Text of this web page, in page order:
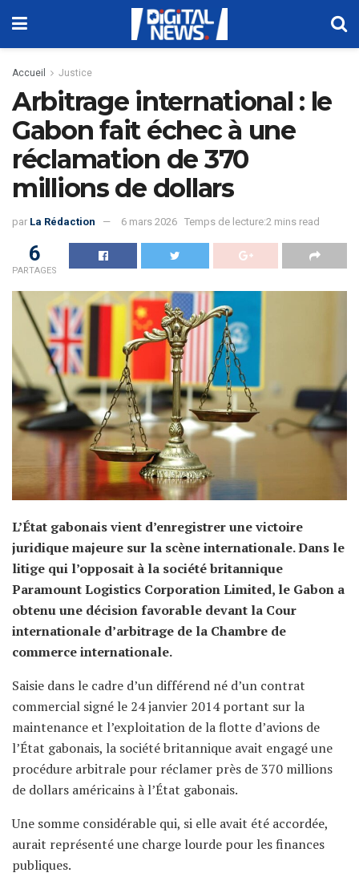
Accueil Justice
Arbitrage international : le
Gabon fait échec à une
réclamation de 370
millions de dollars
par La Rédaction 6 mars 2026 Temps de lecture:2 mins read
6
PARTAGES
L’État gabonais vient d’enregistrer une victoire
juridique majeure sur la scène internationale. Dans le
litige qui l’opposait à la société britannique
Paramount Logistics Corporation Limited, le Gabon a
obtenu une décision favorable devant la Cour
internationale d’arbitrage de la Chambre de
commerce internationale.
Saisie dans le cadre d’un différend né d’un contrat
commercial signé le 24 janvier 2014 portant sur la
maintenance et l’exploitation de la flotte d’avions de
l’État gabonais, la société britannique avait engagé une
procédure arbitrale pour réclamer près de 370 millions
de dollars américains à l’État gabonais.
Une somme considérable qui, si elle avait été accordée,
aurait représenté une charge lourde pour les finances
publiques.